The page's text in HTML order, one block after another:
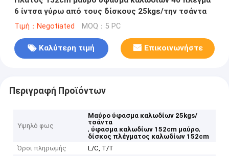
6 ίντσα γύρω από τους δίσκους 25kgs/την τσάντα
Τιμή：Negotiated MOQ：5 PC
Καλύτερη τιμή Επικοινωνήστε
Περιγραφή Προϊόντων
Υψηλό φως
Μαύρο ύφασμα καλωδίων 25kgs/
τσάντα
, ύφασμα καλωδίων 152cm μαύρο,
δίσκος πλέγματος καλωδίων 152cm
Όροι πληρωμής
L/C, T/T